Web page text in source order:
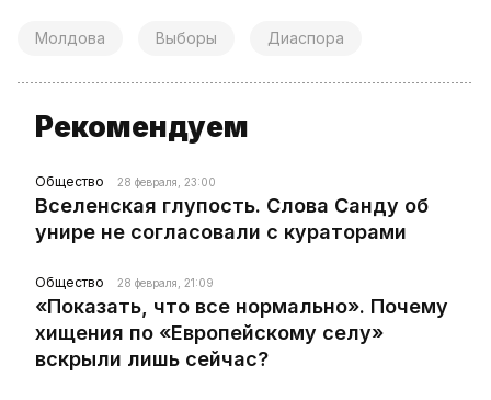
Молдова Выборы Диаспора
Рекомендуем
Общество 28 февраля, 23:00
Вселенская глупость. Слова Санду об
унире не согласовали с кураторами
Общество 28 февраля, 21:09
«Показать, что все нормально». Почему
хищения по «Европейскому селу»
вскрыли лишь сейчас?